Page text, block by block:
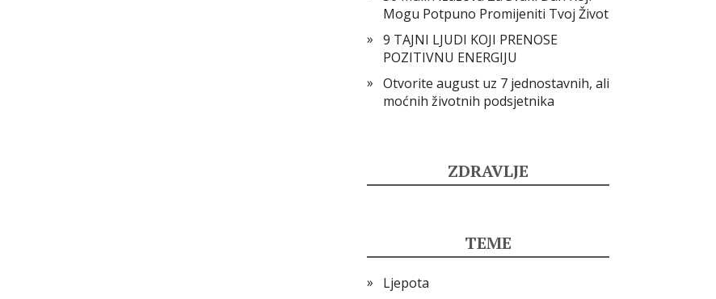
Mogu Potpuno Promijeniti Tvoj Život
9 TAJNI LJUDI KOJI PRENOSE
POZITIVNU ENERGIJU
Otvorite august uz 7 jednostavnih, ali
moćnih životnih podsjetnika
ZDRAVLJE
TEME
Ljepota